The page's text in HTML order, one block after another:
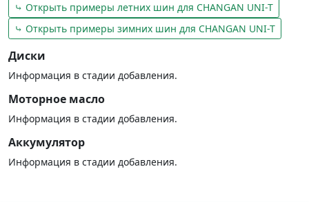
⤷ Открыть примеры летних шин для CHANGAN UNI-T
⤷ Открыть примеры зимних шин для CHANGAN UNI-T
Диски
Информация в стадии добавления.
Моторное масло
Информация в стадии добавления.
Аккумулятор
Информация в стадии добавления.